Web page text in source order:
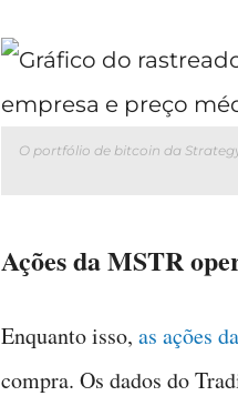
O portfólio de bitcoin da
Ações da MSTR
Enquanto isso, as ações
compra. Os dados do